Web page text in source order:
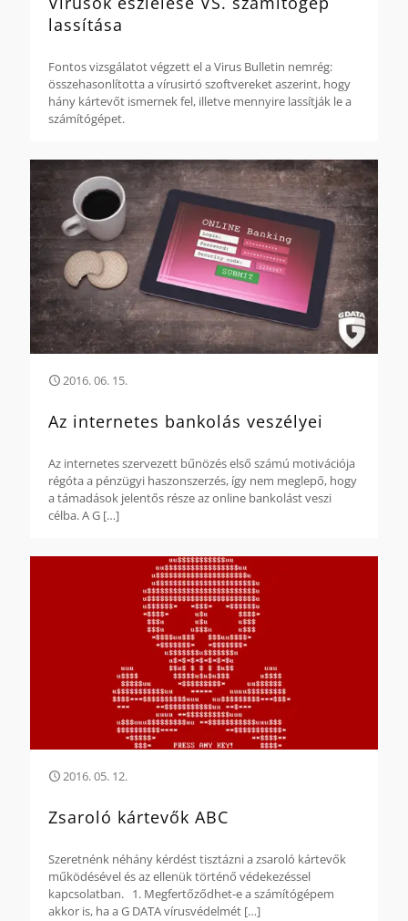
lassítása
Fontos vizsgálatot végzett el a Virus Bulletin nemrég:
összehasonlította a vírusirtó szoftvereket aszerint, hogy
hány kártevőt ismernek fel, illetve mennyire lassítják le a
számítógépet.
2016. 06. 15.
Az internetes bankolás veszélyei
Az internetes szervezett bűnözés első számú motivációja
régóta a pénzügyi haszonszerzés, így nem meglepő, hogy
a támadások jelentős része az online bankolást veszi
célba. A G […]
2016. 05. 12.
Zsaroló kártevők ABC
Szeretnénk néhány kérdést tisztázni a zsaroló kártevők
működésével és az ellenük történő védekezéssel
kapcsolatban. 1. Megfertőződhet-e a számítógépem
akkor is, ha a G DATA vírusvédelmét […]